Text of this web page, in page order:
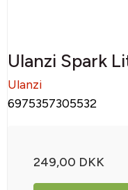
Ulanzi Spark
Ulanzi
6975357305532
249,00 DKK